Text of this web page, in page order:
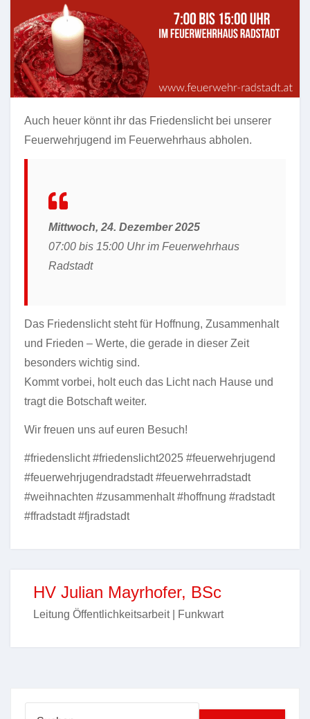
Auch heuer könnt ihr das Friedenslicht bei unserer
Feuerwehrjugend im Feuerwehrhaus abholen.
Mittwoch, 24. Dezember 2025
07:00 bis 15:00 Uhr im Feuerwehrhaus
Radstadt
Das Friedenslicht steht für Hoffnung, Zusammenhalt
und Frieden – Werte, die gerade in dieser Zeit
besonders wichtig sind.
Kommt vorbei, holt euch das Licht nach Hause und
tragt die Botschaft weiter.
Wir freuen uns auf euren Besuch!
#friedenslicht #friedenslicht2025 #feuerwehrjugend
#feuerwehrjugendradstadt #feuerwehrradstadt
#weihnachten #zusammenhalt #hoffnung #radstadt
#ffradstadt #fjradstadt
HV Julian Mayrhofer, BSc
Leitung Öffentlichkeitsarbeit | Funkwart